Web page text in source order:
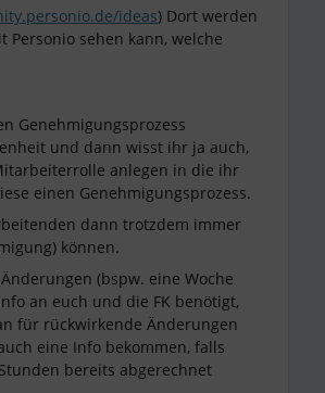
ideas) Dort werden
Personio sehen kann, welche
Genehmigungsprozess
und dann wisst ihr ja auch,
anlegen in die ihr
einen Genehmigungsprozess.
dann trotzdem immer
können.
(bspw. eine Woche
an euch und die FK benötigt,
für rückwirkende Änderungen
eine Info bekommen, falls
bereits abgerechnet